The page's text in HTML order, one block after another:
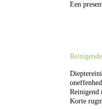
Een
Reinigend
Korte